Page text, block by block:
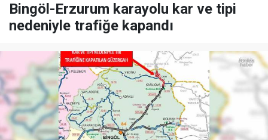
Bingöl-Erzurum karayolu kar ve tipi
nedeniyle trafiğe kapandı